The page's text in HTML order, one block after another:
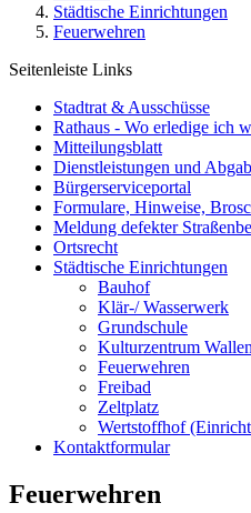
Städtische Einrichtungen
Feuerwehren
Seitenleiste Links
Stadtrat & Ausschüsse
Rathaus - Wo erledige ich
Mitteilungsblatt
Dienstleistungen und
Bürgerserviceportal
Formulare, Hinweise,
Meldung defekter
Ortsrecht
Städtische Einrichtungen
Bauhof
Klär-/ Wasserwerk
Grundschule
Kulturzentrum
Feuerwehren
Freibad
Zeltplatz
Wertstoffhof
Kontaktformular
Feuerwehren